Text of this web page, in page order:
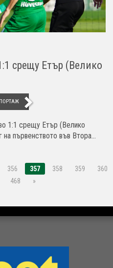
срещу Етър (Велико
1:1 срещу Етър (Велико
първенството във Втора...
356 357 358 359
360
468 »